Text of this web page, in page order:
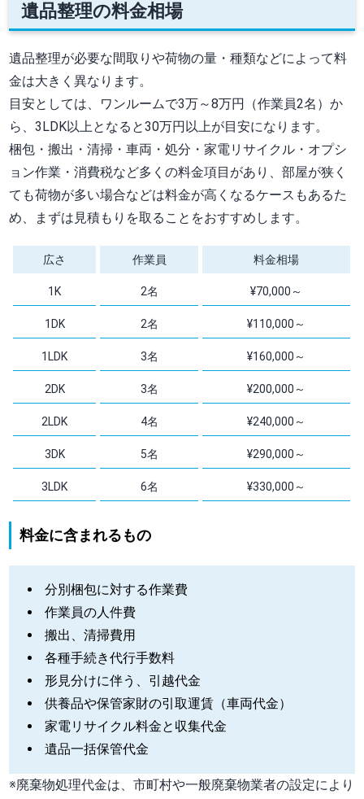
遺品整理の料金相場
遺品整理が必要な間取りや荷物の量・種類などによって料
金は大きく異なります。
目安としては、ワンルームで3万～8万円（作業員2名）か
ら、3LDK以上となると30万円以上が目安になります。
梱包・搬出・清掃・車両・処分・家電リサイクル・オプシ
ョン作業・消費税など多くの料金項目があり、部屋が狭く
ても荷物が多い場合などは料金が高くなるケースもあるた
め、まずは見積もりを取ることをおすすめします。
広さ 作業員 料金相場
1K 2名 ¥70,000～
1DK 2名 ¥110,000～
1LDK 3名 ¥160,000～
2DK 3名 ¥200,000～
2LDK 4名 ¥240,000～
3DK 5名 ¥290,000～
3LDK 6名 ¥330,000～
料金に含まれるもの
分別梱包に対する作業費
作業員の人件費
搬出、清掃費用
各種手続き代行手数料
形見分けに伴う、引越代金
供養品や保管家財の引取運賃（車両代金）
家電リサイクル料金と収集代金
遺品一括保管代金
※廃棄物処理代金は、市町村や一般廃棄物業者の設定により